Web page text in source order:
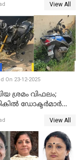
ഇന്ന് കോർ
കൂടിയില്ല';
ദീപ്തി മേരി
View All
On 23-12-2025
ശ്രമം വിഫലം;
‌ഡോക്ടര്‍മാര്‍
കീഴടങ്ങി
View All